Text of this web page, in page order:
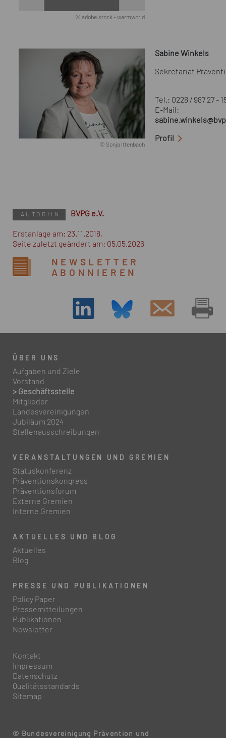
© adobe.stock - warmworld
© Sonja Ittenbach
Sabine Winkels
Sekretariat
Tel.: 0228 / 987 27 -
E-Mail:
Profil
AUTOR/IN BVPG e.V.
Erstanlage am: 23.11.2018,
Seite zuletzt geändert am: 05.05.2026
NEWSLETTER
ABONNIEREN
ÜBER UNS
Aufgaben und Ziele
Vorstand
> Geschäftsstelle
Mitglieder
Landesvereinigungen
Jubiläum 2024
Stellenausschreibungen
VERANSTALTUNGEN UND GREMIEN
Statuskonferenz
Präventionskongress
Präventionsforum
Externe Gremien
Interne Gremien
AKTUELLES UND BLOG
Aktuelles
Blog
PRESSE UND PUBLIKATIONEN
Policy Paper
Pressemitteilungen
Publikationen
Newsletter
Kontakt
Impressum
Datenschutz
Qualitätsstandards
Sitemap
© Bundesvereinigung Prävention und